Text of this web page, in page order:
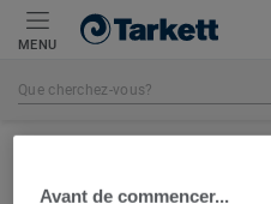
MENU
Avant de commencer...